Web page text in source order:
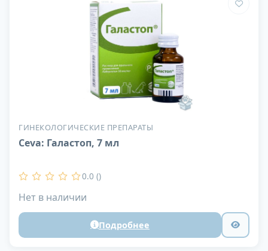
ГИНЕКОЛОГИЧЕСКИЕ ПРЕПАРАТЫ
Ceva: Галастоп, 7 мл
0.0 ()
Нет в наличии
Подробнее